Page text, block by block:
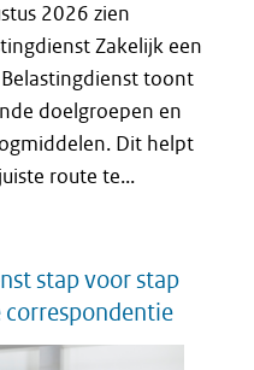
2026 zien
Zakelijk een
toont
doelgroepen en
Dit helpt
route te...
stap voor stap